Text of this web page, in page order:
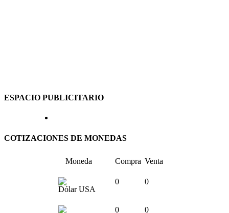
ESPACIO PUBLICITARIO
COTIZACIONES DE MONEDAS
Moneda Compra Venta
Dólar USA
0 0
0 0